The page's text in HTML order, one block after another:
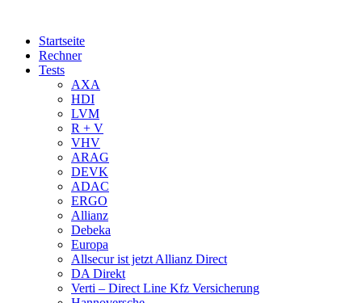
Startseite
Rechner
Tests
AXA
HDI
LVM
R + V
VHV
ARAG
DEVK
ADAC
ERGO
Allianz
Debeka
Europa
Allsecur ist jetzt Allianz Direct
DA Direkt
Verti – Direct Line Kfz Versicherung